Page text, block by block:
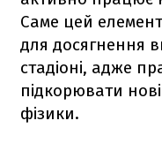
Саме цей
для досягнення
стадіоні, адже
підкорювати
фізики.